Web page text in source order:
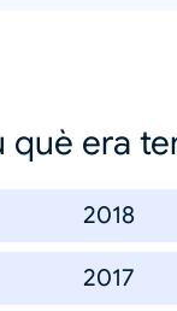
què era
2018
2017